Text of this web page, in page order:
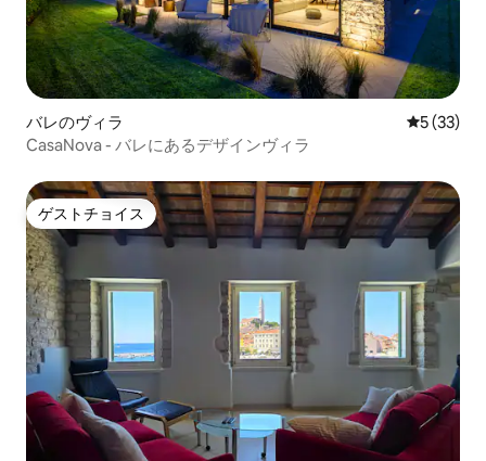
バレのヴィラ レビュー
5 (33)
CasaNova - バレにあるデザインヴィラ
ゲストチョイス
ゲストチョイス